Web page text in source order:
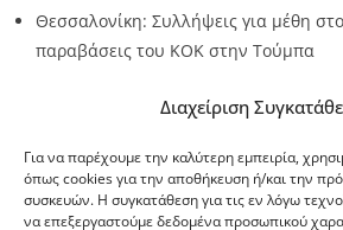
Διαχείριση
Για να παρέχουμε την καλύτερη εμπειρία,
όπως cookies για την αποθήκευση ή/και την
συσκευών. Η συγκατάθεση για τις εν λόγω
να επεξεργαστούμε δεδομένα προσωπικού
Θεσσαλονίκη: Συλλήψεις για μέθη στο
παραβάσεις του ΚΟΚ στην Τούμπα